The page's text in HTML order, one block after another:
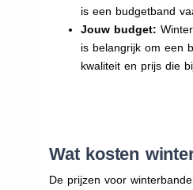
is een budgetband
Jouw budget:
is belangrijk om een
kwaliteit en prijs die
Wat kosten
De prijzen voor